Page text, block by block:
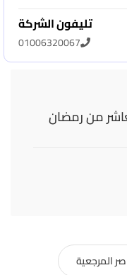
تليفون الشركة
01006320067
من رمضان
المرجعية